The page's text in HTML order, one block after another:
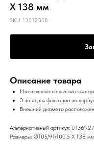
X 138 мм
SKU: 13012388
Описание товара
Изготовлена из
3 паза для фиксации на
Внешний диаметр
Альтернативный артикул:
Размеры: Ø105/91/100.5 X 138 мм